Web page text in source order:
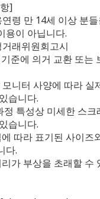
]
령 만 14세 이상 분
용이 아닙니다.
래위원회고시
준에 의거 교환 또는
니터 사양에 따라 실
습니다.
정 특성상 미세한 스크
습니다.
따라 표기된 사이즈
다.
가 부상을 초래할 수